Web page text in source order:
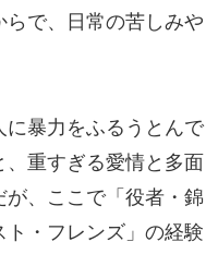
で、日常の苦しみや
に暴力をふるうとんで
、重すぎる愛情と多面
、ここで「役者・錦
・フレンズ」の経験